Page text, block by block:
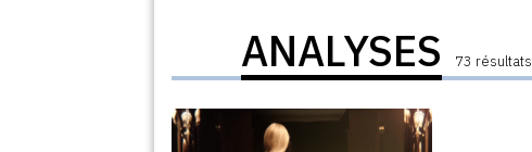
ANALYSES 73 résultats